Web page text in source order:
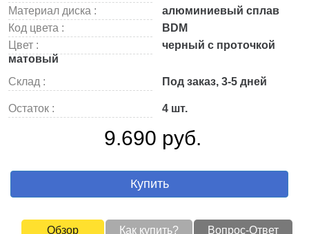
Материал диска :
алюминиевый сплав
Код цвета :
BDM
Цвет :
черный с проточкой
матовый
Склад :
Под заказ, 3-5 дней
Остаток : 4 шт.
9.690 руб.
Купить
Обзор Как купить?
Вопрос-Ответ